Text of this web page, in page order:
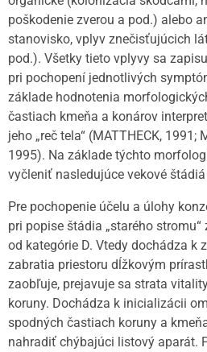
poškodenie zverou a pod.) alebo
stanovisko, vplyv znečisťujúcich
pod.). Všetky tieto vplyvy sa
pri pochopení jednotlivých
základe hodnotenia
častiach kmeňa a konárov
jeho „reč tela“ (MATTHECK, 1991;
1995). Na základe týchto
vyčleniť nasledujúce vekové
Pre pochopenie účelu a úlohy
pri popise štádia „starého
od kategórie D. Vtedy dochádza k
zabratia priestoru dĺžkovým
zaobľuje, prejavuje sa strata
koruny. Dochádza k inicializácii
spodných častiach koruny a
nahradiť chýbajúci listový aparát.